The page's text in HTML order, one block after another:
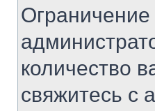
Ограничение
количество
свяжитесь с